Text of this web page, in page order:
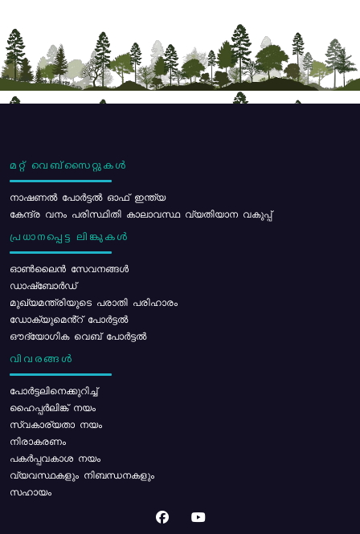
മറ്റ് വെബ്സൈറ്റുകൾ
നാഷണൽ പോർട്ടൽ ഓഫ് ഇന്ത്യ
കേന്ദ്ര വനം പരിസ്ഥിതി കാലാവസ്ഥ വ്യതിയാന വകുപ്പ്
പ്രധാനപ്പെട്ട ലിങ്കുകൾ
ഓൺലൈൻ സേവനങ്ങൾ
ഡാഷ്ബോർഡ്
മുഖ്യമന്ത്രിയുടെ പരാതി പരിഹാരം
ഡോക്യുമെൻ്റ് പോർട്ടൽ
ഔദ്യോഗിക വെബ് പോർട്ടൽ
വിവരങ്ങൾ
പോര്‍ട്ടലിനെക്കുറിച്ച്
ഹൈപ്പർലിങ്ക് നയം
സ്വകാര്യതാ നയം
നിരാകരണം
പകർപ്പവകാശ നയം
വ്യവസ്ഥകളും നിബന്ധനകളും
സഹായം